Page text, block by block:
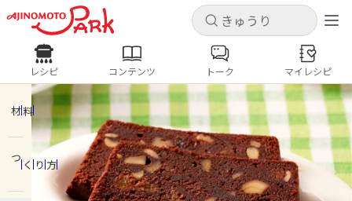
キャンセル
ログインするとレシピを保存できます
ログイン 新規登録
ホーム
キャンセル
レシピ コンテンツ
人気の食材・レシピ
きゅうり なす トマト
とうもろこし
レシピ コンテンツ トーク マイレシピ
材料
つくり方